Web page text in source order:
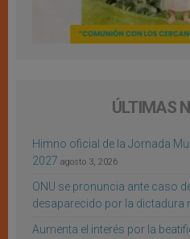
ÚLTIMAS
Himno oficial de la Jornada
2027 agosto 3, 2026
ONU se pronuncia ante caso
desaparecido por la dictadura
Aumenta el interés por la